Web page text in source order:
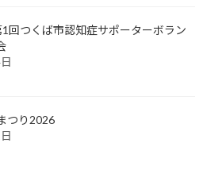
回つくば市認知症サポーターボラン
つり2026